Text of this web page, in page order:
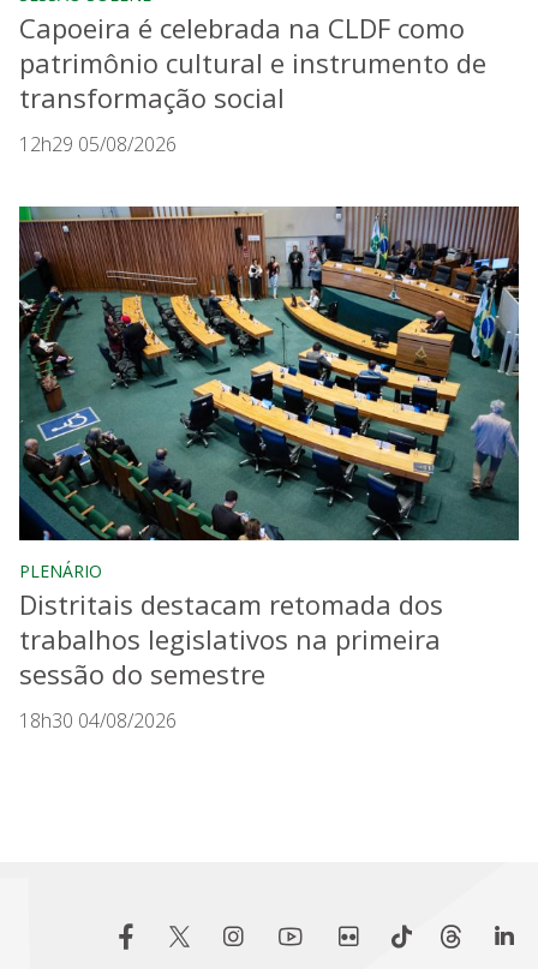
Capoeira é celebrada na CLDF como
patrimônio cultural e instrumento de
transformação social
12h29 05/08/2026
PLENÁRIO
Distritais destacam retomada dos
trabalhos legislativos na primeira
sessão do semestre
18h30 04/08/2026